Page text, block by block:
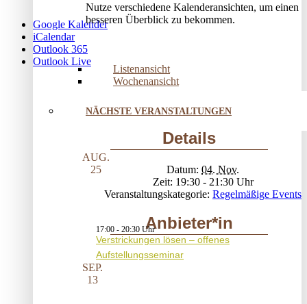
Nutze verschiedene Kalenderansichten, um einen
besseren Überblick zu bekommen.
Listenansicht
Wochenansicht
NÄCHSTE VERANSTALTUNGEN
AUG.
25
17:00 - 20:30
Verstrickungen lösen – offenes
Aufstellungsseminar
SEP.
13
Google Kalender
iCalendar
Outlook 365
Outlook Live
Details
Datum: 04. Nov.
Zeit: 19:30 - 21:30
Veranstaltungskategorie: Regelmäßige Events
Anbieter*in